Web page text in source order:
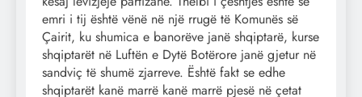
emri i tij është vënë në një rrugë të Komunës së
Çairit, ku shumica e banorëve janë shqiptarë, kurse
shqiptarët në Luftën e Dytë Botërore janë gjetur në
sandviç të shumë zjarreve. Është fakt se edhe
shqiptarët kanë marrë kanë marrë pjesë në çetat